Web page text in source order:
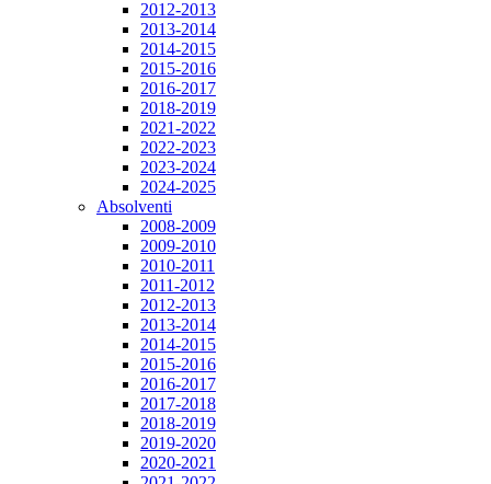
2012-2013
2013-2014
2014-2015
2015-2016
2016-2017
2018-2019
2021-2022
2022-2023
2023-2024
2024-2025
Absolventi
2008-2009
2009-2010
2010-2011
2011-2012
2012-2013
2013-2014
2014-2015
2015-2016
2016-2017
2017-2018
2018-2019
2019-2020
2020-2021